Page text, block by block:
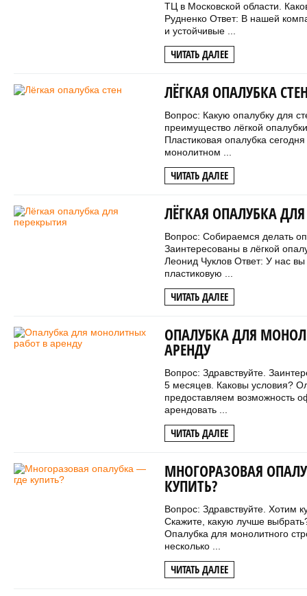
ТЦ в Московской области.
Рудненко Ответ: В нашей
и устойчивые ...
ЧИТАТЬ ДАЛЕЕ
ЛЁГКАЯ ОПАЛУБКА
Вопрос: Какую опалубку для
преимущество лёгкой
Пластиковая опалубка
монолитном ...
ЧИТАТЬ ДАЛЕЕ
ЛЁГКАЯ ОПАЛУБКА
Вопрос: Собираемся делать
Заинтересованы в лёгкой
Леонид Чуклов Ответ: У нас
пластиковую ...
ЧИТАТЬ ДАЛЕЕ
ОПАЛУБКА ДЛЯ
АРЕНДУ
Вопрос: Здравствуйте.
5 месяцев. Каковы условия?
предоставляем возможность
арендовать ...
ЧИТАТЬ ДАЛЕЕ
МНОГОРАЗОВАЯ
КУПИТЬ?
Вопрос: Здравствуйте. Хотим
Скажите, какую лучше
Опалубка для монолитного
несколько ...
ЧИТАТЬ ДАЛЕЕ